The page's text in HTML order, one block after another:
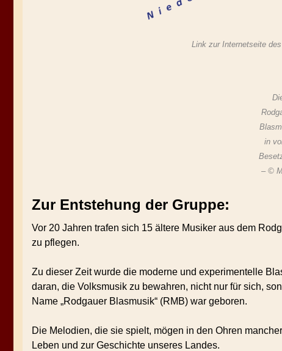
Link zur Internetseite
in
– ©
Zur Entstehung der Gruppe:
Vor 20 Jahren trafen sich 15 ältere Musiker aus dem
zu pflegen.
Zu dieser Zeit wurde die moderne und experimentelle
daran, die Volksmusik zu bewahren, nicht nur für sich,
Name „Rodgauer Blasmusik“ (RMB) war geboren.
Die Melodien, die sie spielt, mögen in den Ohren
Leben und zur Geschichte unseres Landes.